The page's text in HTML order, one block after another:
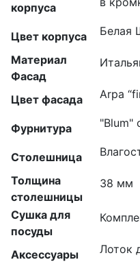
корпуса
Цвет корпуса Белая
Материал
Фасад
Цвет фасада Arpa
Фурнитура "Blum"
Столешница
Толщина
столешницы
38 мм
Сушка для
посуды
Аксессуары Лоток